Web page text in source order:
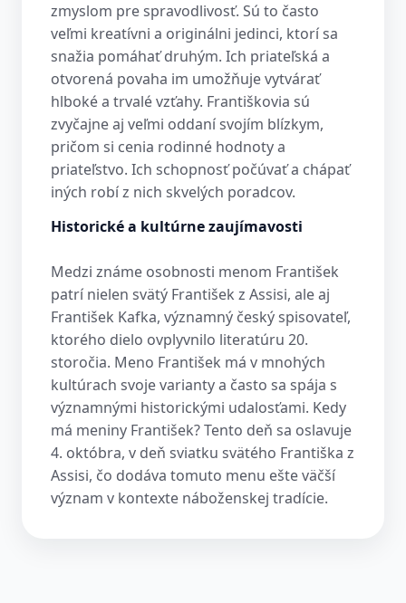
zmyslom pre spravodlivosť. Sú to často
veľmi kreatívni a originálni jedinci, ktorí sa
snažia pomáhať druhým. Ich priateľská a
otvorená povaha im umožňuje vytvárať
hlboké a trvalé vzťahy. Františkovia sú
zvyčajne aj veľmi oddaní svojím blízkym,
pričom si cenia rodinné hodnoty a
priateľstvo. Ich schopnosť počúvať a chápať
iných robí z nich skvelých poradcov.
Historické a kultúrne zaujímavosti
Medzi známe osobnosti menom František
patrí nielen svätý František z Assisi, ale aj
František Kafka, významný český spisovateľ,
ktorého dielo ovplyvnilo literatúru 20.
storočia. Meno František má v mnohých
kultúrach svoje varianty a často sa spája s
významnými historickými udalosťami. Kedy
má meniny František? Tento deň sa oslavuje
4. októbra, v deň sviatku svätého Františka z
Assisi, čo dodáva tomuto menu ešte väčší
význam v kontexte náboženskej tradície.